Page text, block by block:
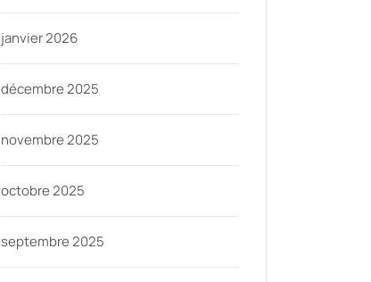
janvier 2026
décembre 2025
novembre 2025
octobre 2025
septembre 2025